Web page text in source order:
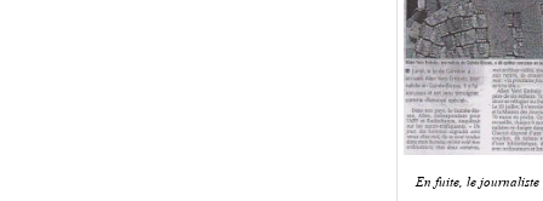
En fuite, le journaliste